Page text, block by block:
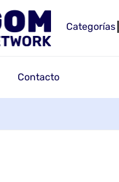
Categorías
Contacto